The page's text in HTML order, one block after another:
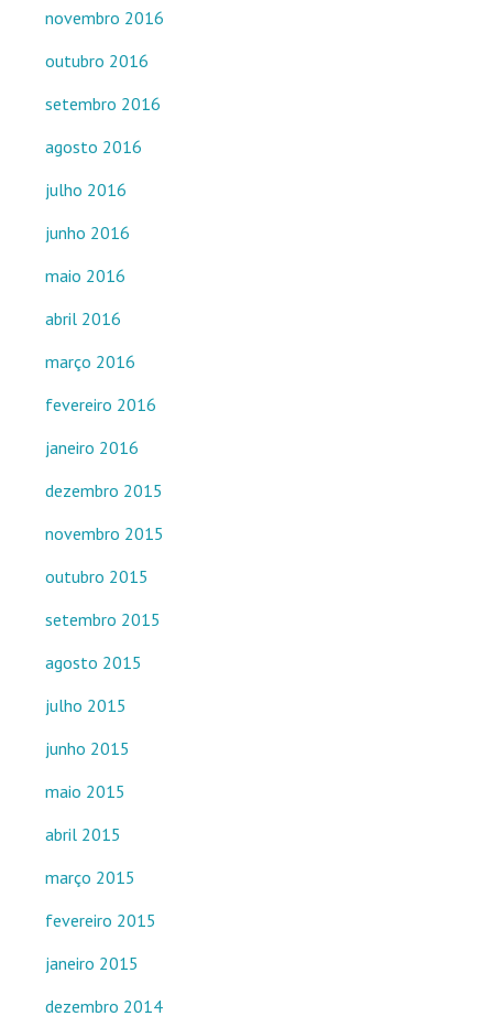
novembro 2016
outubro 2016
setembro 2016
agosto 2016
julho 2016
junho 2016
maio 2016
abril 2016
março 2016
fevereiro 2016
janeiro 2016
dezembro 2015
novembro 2015
outubro 2015
setembro 2015
agosto 2015
julho 2015
junho 2015
maio 2015
abril 2015
março 2015
fevereiro 2015
janeiro 2015
dezembro 2014